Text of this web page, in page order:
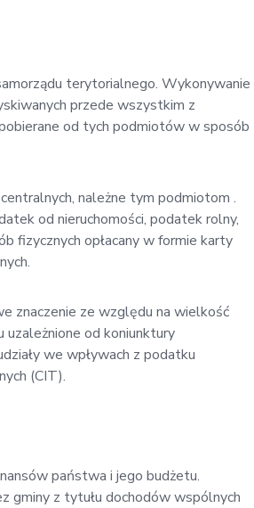
terytorialnego. Wykonywanie
przede wszystkim z
od tych podmiotów w sposób
należne tym podmiotom .
od nieruchomości, podatek rolny,
fizycznych opłacany w formie karty
znaczenie ze względu na wielkość
od koniunktury
we wpływach z podatku
(CIT).
państwa i jego budżetu.
gminy z tytułu dochodów wspólnych